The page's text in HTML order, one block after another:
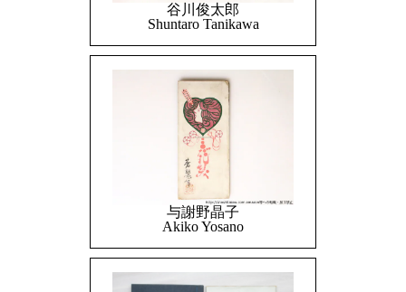
谷川俊太郎
Shuntaro Tanikawa
与謝野晶子
Akiko Yosano